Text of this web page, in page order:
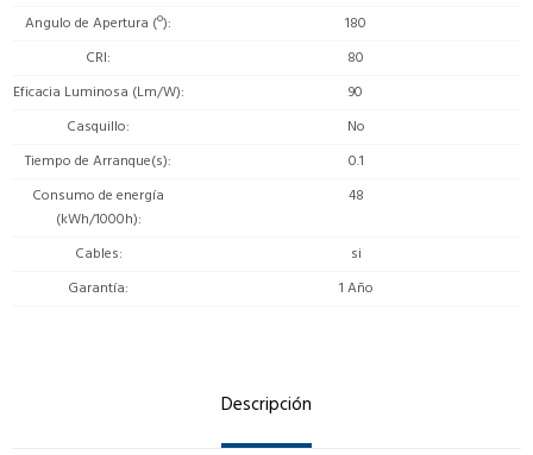
Angulo de Apertura (º)
180
CRI
80
Eficacia Luminosa (Lm/W)
90
Casquillo
No
Tiempo de Arranque(s)
0.1
Consumo de energía
(kWh/1000h)
48
Cables
si
Garantía
1 Año
Descripción